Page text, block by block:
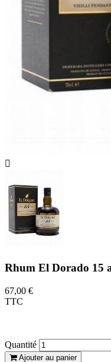

Rhum El Dorado 15
67,00 €
TTC
Quantité
Ajouter au panier